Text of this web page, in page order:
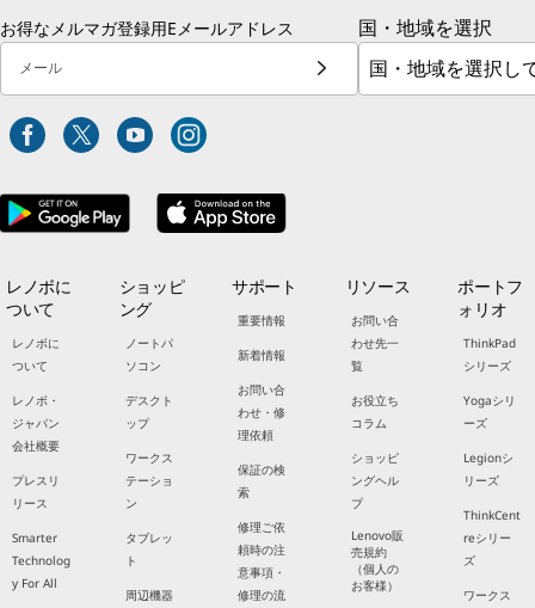
お得なメルマガ登録用Eメールアドレス
メール
国・地域を選択
レノボに
ついて
レノボに
ついて
レノボ・
ジャパン
会社概要
プレスリ
リース
Smarter
Technolog
y For All
ショッピ
ング
ノートパ
ソコン
デスクト
ップ
ワークス
テーショ
ン
タブレッ
ト
周辺機器
サポート
重要情報
新着情報
お問い合
わせ・修
理依頼
保証の検
索
修理ご依
頼時の注
意事項・
修理の流
リソース
お問い合
わせ先一
覧
お役立ち
コラム
ショッピ
ングヘル
プ
Lenovo販
売規約
（個人の
お客様）
ポートフ
ォリオ
ThinkPad
シリーズ
Yogaシリ
ーズ
Legionシ
リーズ
ThinkCent
reシリー
ズ
ワークス